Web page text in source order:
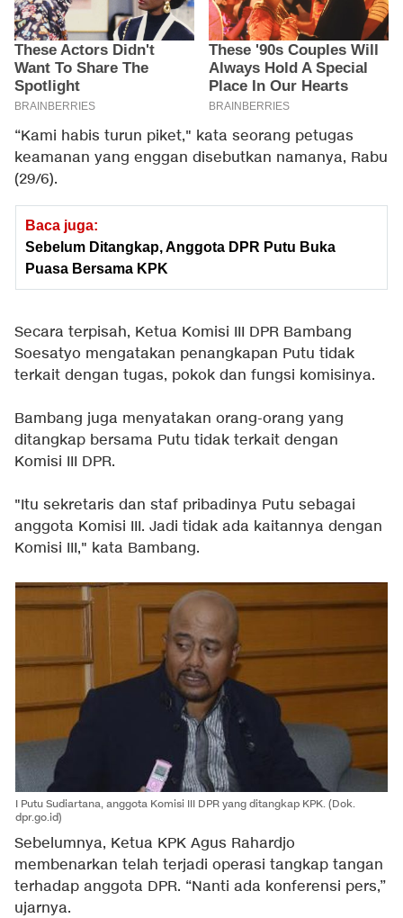
“Kami habis turun piket," kata seorang ‎petugas
keamanan yang enggan disebutkan namanya, Rabu
(29/6).
Baca juga:
Sebelum Ditangkap, Anggota DPR Putu Buka
Puasa Bersama KPK
Secara terpisah, Ketua Komisi III DPR Bambang
Soesatyo mengatakan penangkapan Putu tidak
terkait dengan tugas, pokok dan fungsi komisinya.
Bambang juga menyatakan orang-orang yang
ditangkap bersama Putu tidak terkait dengan
Komisi III DPR.
"Itu sekretaris dan staf pribadinya Putu sebagai
anggota Komisi III. Jadi tidak ada kaitannya dengan
Komisi III," kata Bambang.
I Putu Sudiartana, anggota Komisi III DPR yang ditangkap KPK. (Dok.
dpr.go.id)
Sebelumnya, Ketua KPK Agus Rahardjo
membenarkan telah terjadi operasi tangkap tangan
terhadap anggota DPR. “Nanti ada konferensi pers,”
ujarnya.